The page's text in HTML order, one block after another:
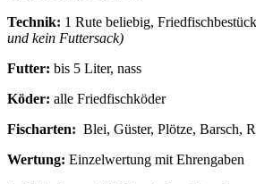
Technik: 1 Rute beliebig,
und kein Futtersack)
Futter: bis 5 Liter, nass
Köder: alle Friedfischköder
Fischarten: Blei, Güster, Plötze, Barsch,
Wertung: Einzelwertung mit Ehrengaben